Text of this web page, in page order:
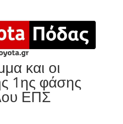
και οι
1ης φάσης
ΕΠΣ